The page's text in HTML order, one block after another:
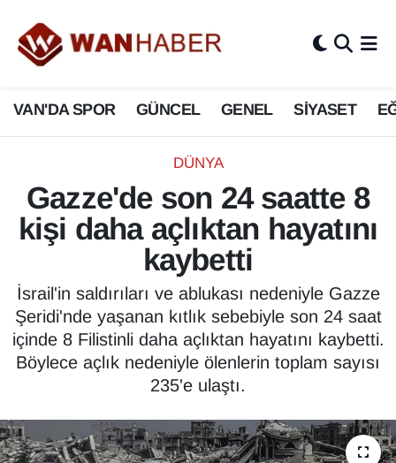
VAN'DA SPOR GÜNCEL GENEL SİYASET
DÜNYA
Gazze'de son 24 saatte 8
kişi daha açlıktan hayatını
kaybetti
İsrail'in saldırıları ve ablukası nedeniyle Gazze
Şeridi'nde yaşanan kıtlık sebebiyle son 24 saat
içinde 8 Filistinli daha açlıktan hayatını kaybetti.
Böylece açlık nedeniyle ölenlerin toplam sayısı
235'e ulaştı.
3.SAYFA
ASAYİŞ
BİLİM VE TEKNOLOJİ
Biyografi
Bölge Haberleri
ÇEVRE
Deprem
Dernekler, Odalar
Van Nöbetçi Eczaneler
Van Hava Durumu
Van Namaz Vakitleri
Van Trafik Yoğunluk Haritası
Süper Lig Puan Durumu ve Fikstür
Tüm Manşetler
Son Dakika Haberleri